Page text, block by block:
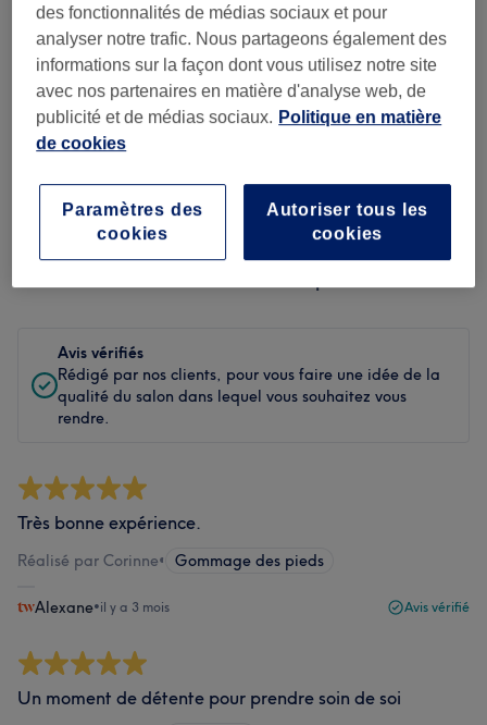
Personnel
Filtrer les avis
Soin de
Toutes les prestations
Avis vérifiés
Rédigé par nos clients, pour vous faire une idée de la
qualité du salon dans lequel vous souhaitez vous
rendre.
Très bonne expérience.
Réalisé par Corinne• Gommage des pieds
Alexane•il y a 3 mois Avis vérifié
Un moment de détente pour prendre soin de soi
des fonctionnalités de médias sociaux et pour
analyser notre trafic. Nous partageons également des
informations sur la façon dont vous utilisez notre site
avec nos partenaires en matière d'analyse web, de
publicité et de médias sociaux. Politique en matière
de cookies
Autoriser tous les
cookies
Paramètres des
cookies